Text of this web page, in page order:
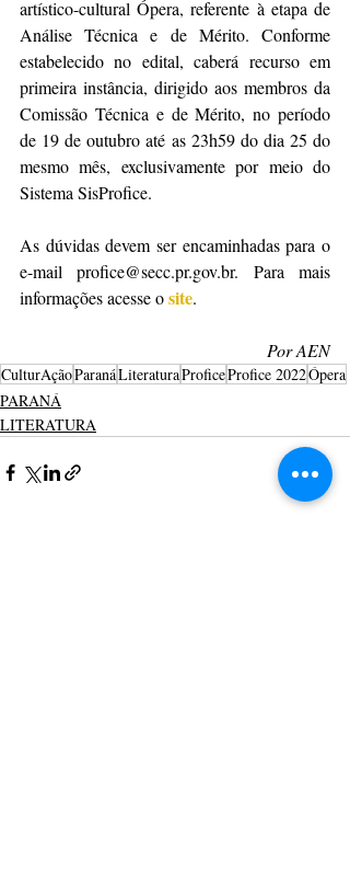
artístico-cultural Ópera, referente à etapa de
Análise Técnica e de Mérito. Conforme
estabelecido no edital, caberá recurso em
primeira instância, dirigido aos membros da
Comissão Técnica e de Mérito, no período
de 19 de outubro até as 23h59 do dia 25 do
mesmo mês, exclusivamente por meio do
Sistema SisProfice.
As dúvidas devem ser encaminhadas para o
e-mail profice@secc.pr.gov.br. Para mais
informações acesse o site.
Por AEN
CulturAçãoParanáLiteraturaProficeProfice 2022Ópera
PARANÁ
LITERATURA